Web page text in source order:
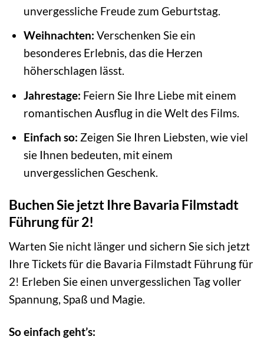
unvergessliche Freude zum Geburtstag.
Weihnachten: Verschenken Sie ein
besonderes Erlebnis, das die Herzen
höherschlagen lässt.
Jahrestage: Feiern Sie Ihre Liebe mit einem
romantischen Ausflug in die Welt des Films.
Einfach so: Zeigen Sie Ihren Liebsten, wie viel
sie Ihnen bedeuten, mit einem
unvergesslichen Geschenk.
Buchen Sie jetzt Ihre Bavaria Filmstadt
Führung für 2!
Warten Sie nicht länger und sichern Sie sich jetzt
Ihre Tickets für die Bavaria Filmstadt Führung für
2! Erleben Sie einen unvergesslichen Tag voller
Spannung, Spaß und Magie.
So einfach geht’s: